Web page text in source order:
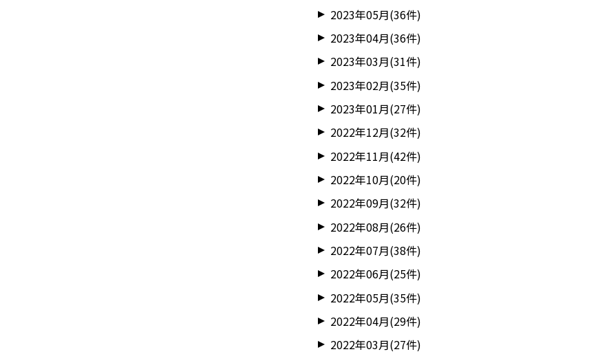
2023年05月(36件)
2023年04月(36件)
2023年03月(31件)
2023年02月(35件)
2023年01月(27件)
2022年12月(32件)
2022年11月(42件)
2022年10月(20件)
2022年09月(32件)
2022年08月(26件)
2022年07月(38件)
2022年06月(25件)
2022年05月(35件)
2022年04月(29件)
2022年03月(27件)